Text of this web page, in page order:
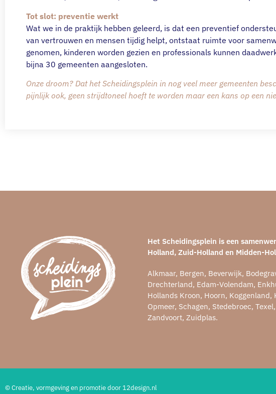
Tot slot: preventie werkt
Wat we in de praktijk hebben geleerd, is dat een preventief
van vertrouwen en mensen tijdig helpt, ontstaat ruimte voor
genomen, kinderen worden gezien en professionals kunnen
bijna 30 gemeenten aangesloten.
Onze droom? Dat het Scheidingsplein in nog veel meer gemeenten
pijnlijk ook, geen strijdtoneel hoeft te worden maar een kans op een
Het Scheidingsplein is een
Holland, Zuid-Holland en Midden-
Alkmaar, Bergen, Beverwijk,
Drechterland, Edam-Volendam,
Hollands Kroon, Hoorn,
Opmeer, Schagen, Stedebroec,
Zandvoort, Zuidplas.
© Creatie, vormgeving en promotie door 12design.nl